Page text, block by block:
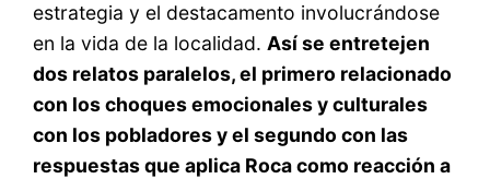
estrategia y el destacamento involucrándose
en la vida de la localidad. Así se entretejen
dos relatos paralelos, el primero relacionado
con los choques emocionales y culturales
con los pobladores y el segundo con las
respuestas que aplica Roca como reacción a